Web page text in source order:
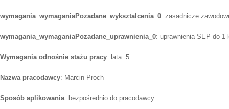
wymagania_wymaganiaPozadane_wyksztalcenia_0: zasadnicze
wymagania_wymaganiaPozadane_uprawnienia_0: uprawnienia SEP do 1
Wymagania odnośnie stażu pracy: lata: 5
Nazwa pracodawcy: Marcin Proch
Sposób aplikowania: bezpośrednio do pracodawcy